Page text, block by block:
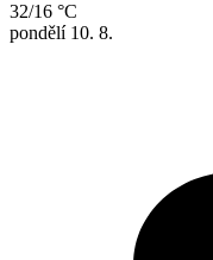
32/16 °C
pondělí 10. 8.